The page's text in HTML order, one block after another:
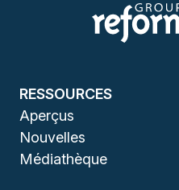
RESSOURCES
Aperçus
Nouvelles
Médiathèque